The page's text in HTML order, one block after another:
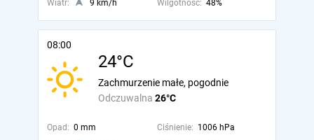
Wiatr: 9 km/h Wilgotność: 48%
08:00
24°C
Odczuwalna 26°C
Zachmurzenie małe, pogodnie
Opad: 0 mm Ciśnienie: 1006 hPa